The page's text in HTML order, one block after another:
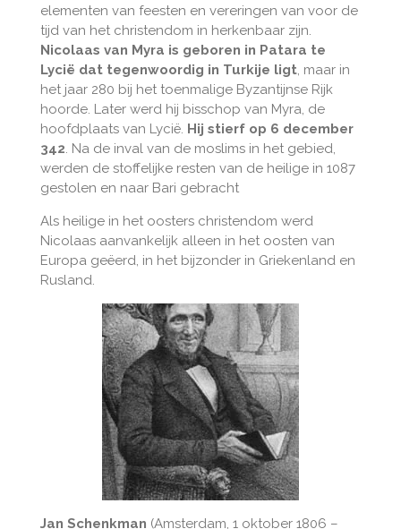
elementen van feesten en vereringen van voor de
tijd van het christendom in herkenbaar zijn.
Nicolaas van Myra is geboren in Patara te
Lycië dat tegenwoordig in Turkije ligt, maar in
het jaar 280 bij het toenmalige Byzantijnse Rijk
hoorde. Later werd hij bisschop van Myra, de
hoofdplaats van Lycië. Hij stierf op 6 december
342. Na de inval van de moslims in het gebied,
werden de stoffelijke resten van de heilige in 1087
gestolen en naar Bari gebracht
Als heilige in het oosters christendom werd
Nicolaas aanvankelijk alleen in het oosten van
Europa geëerd, in het bijzonder in Griekenland en
Rusland.
Jan Schenkman (Amsterdam, 1 oktober 1806 –